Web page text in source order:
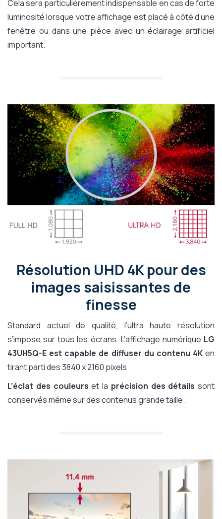
Cela sera particulièrement indispensable en cas de forte
luminosité lorsque votre affichage est placé à côté d’une
fenêtre ou dans une pièce avec un éclairage artificiel
important.
Résolution UHD 4K pour des
images saisissantes de
finesse
Standard actuel de qualité, l’ultra haute résolution
s’impose sur tous les écrans. L’affichage numérique LG
43UH5Q-E est capable de diffuser du contenu 4Ken
tirant parti des 3840 x 2160 pixels.
L’éclat des couleurs et la précision des détails sont
conservés même sur des contenus grande taille.